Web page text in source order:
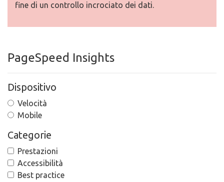
fine di un controllo incrociato dei dati.
PageSpeed Insights
Dispositivo
Velocità
Mobile
Categorie
Prestazioni
Accessibilità
Best practice